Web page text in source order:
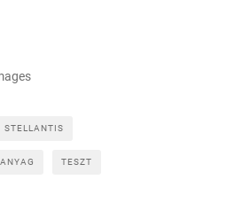
STELLANTIS
TESZT